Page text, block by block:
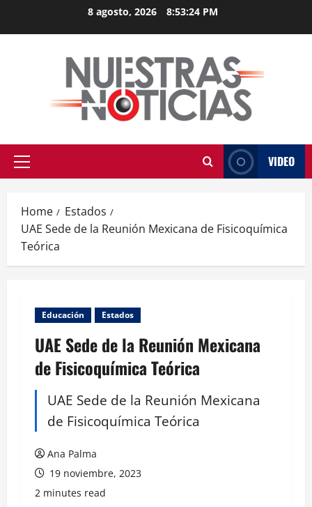
8 agosto, 2026 8:53:24 PM
Primary
VIDEO
Home
Estados
UAE Sede de la Reunión Mexicana de Fisicoquímica
Teórica
Educación Estados
UAE Sede de la Reunión Mexicana
de Fisicoquímica Teórica
UAE Sede de la Reunión Mexicana
de Fisicoquímica Teórica
Ana Palma
19 noviembre, 2023
2 minutes read